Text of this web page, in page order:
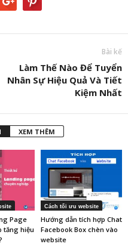
Bài kế
Làm Thế Nào Để Tuyển
Nhân Sự Hiệu Quả Và Tiết
Kiệm Nhất
XEM THÊM
Page
tăng hiệu
Cách tối ưu website
Hướng dẫn tích hợp Chat
Facebook Box chèn vào
website